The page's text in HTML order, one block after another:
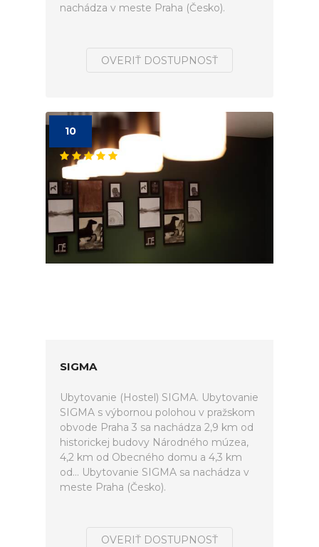
nachádza v meste Praha (Česko).
OVERIŤ DOSTUPNOSŤ
10
SIGMA
Ubytovanie (Hostel) SIGMA. Ubytovanie
SIGMA s výbornou polohou v pražskom
obvode Praha 3 sa nachádza 2,9 km od
historickej budovy Národného múzea,
4,2 km od Obecného domu a 4,3 km
od... Ubytovanie SIGMA sa nachádza v
meste Praha (Česko).
OVERIŤ DOSTUPNOSŤ